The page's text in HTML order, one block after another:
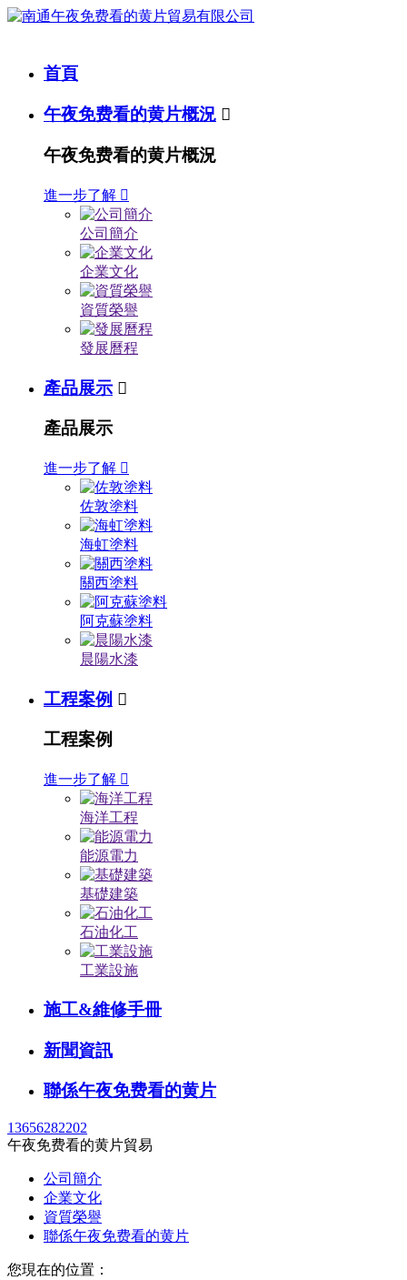
首頁
午夜免费看的黄片概況 
午夜免费看的黄片概況
進一步了解 
公司簡介
企業文化
資質榮譽
發展曆程
產品展示 
產品展示
進一步了解 
佐敦塗料
海虹塗料
關西塗料
阿克蘇塗料
晨陽水漆
工程案例 
工程案例
進一步了解 
海洋工程
能源電力
基礎建築
石油化工
工業設施
施工&維修手冊
新聞資訊
聯係午夜免费看的黄片
13656282202
午夜免费看的黄片貿易
公司簡介
企業文化
資質榮譽
聯係午夜免费看的黄片
您現在的位置：